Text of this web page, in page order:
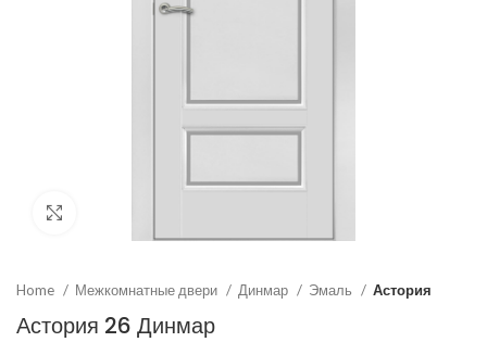
Home Межкомнатные двери Динмар Эмаль Астория
Астория 26 Динмар